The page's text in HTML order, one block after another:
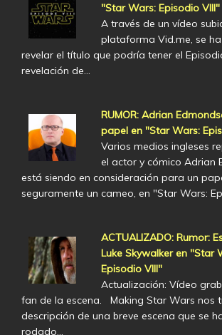
"Star Wars: Episodio VIII"
A través de un vídeo
plataforma Vid.me, se
revelar el título que podría tener el
revelación de…
RUMOR: Adrian
papel en "Star Wars:
Varios medios ingleses
el actor y cómico Adrian
está siendo en consideración para un
seguramente un cameo, en "Star Wars:
ACTUALIZADO: Rumor:
Luke Skywalker en "Star
Episodio VIII"
Actualización: Vídeo
fan de la escena. Making Star Wars nos
descripción de una breve escena que se
rodado…